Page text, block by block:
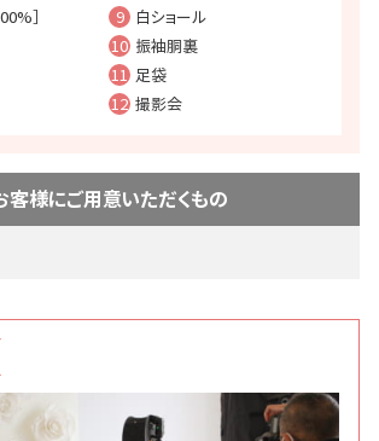
］
9
白ショール
10 振袖胴裏
11 足袋
12 撮影会
客様にご用意いただくもの